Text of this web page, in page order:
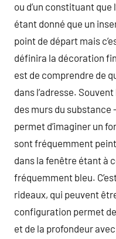
ou d’un constituant que
étant donné que un
point de départ mais
définira la décoration
est de comprendre de
dans l’adresse.
des murs du substance
permet d’imaginer un
sont fréquemment
dans la fenêtre étant à
fréquemment bleu.
rideaux, qui peuvent
configuration permet
et de la profondeur